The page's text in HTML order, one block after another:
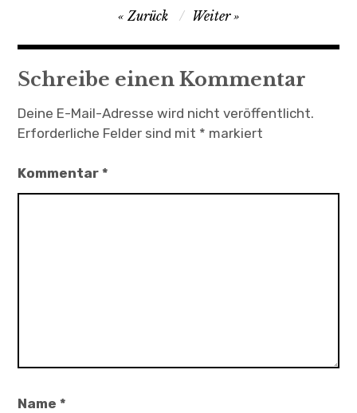
Beitragsnavigation
Zurück Weiter
Schreibe einen Kommentar
Deine E-Mail-Adresse wird nicht veröffentlicht.
Erforderliche Felder sind mit * markiert
Kommentar*
Name*